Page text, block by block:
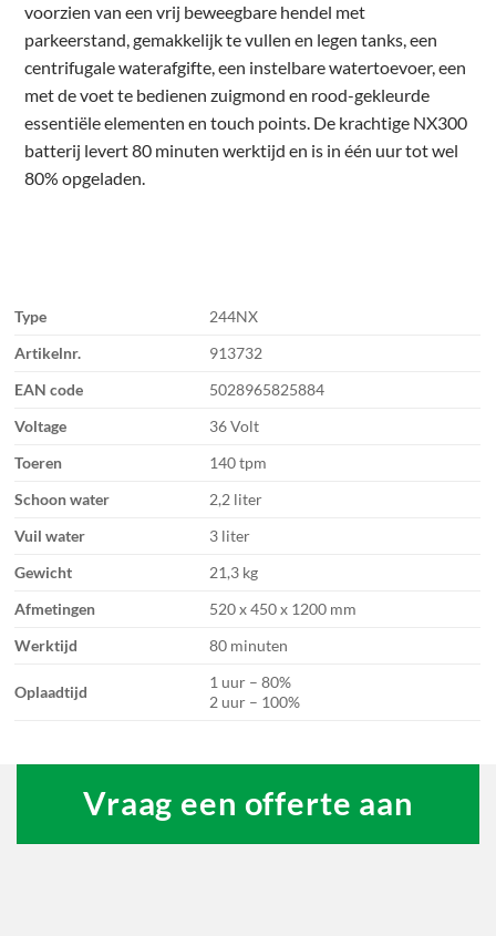
voorzien van een vrij beweegbare hendel met
parkeerstand, gemakkelijk te vullen en legen tanks, een
centrifugale waterafgifte, een instelbare watertoevoer, een
met de voet te bedienen zuigmond en rood-gekleurde
essentiële elementen en touch points. De krachtige NX300
batterij levert 80 minuten werktijd en is in één uur tot wel
80% opgeladen.
Type
244NX
Artikelnr.
913732
EAN code
5028965825884
Voltage
36 Volt
Toeren
140 tpm
Schoon water
2,2 liter
Vuil water
3 liter
Gewicht
21,3 kg
Afmetingen
520 x 450 x 1200 mm
Werktijd
80 minuten
Oplaadtijd
1 uur – 80%
2 uur – 100%
Vraag een offerte aan